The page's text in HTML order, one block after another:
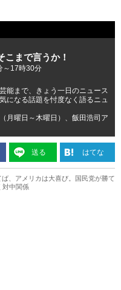
こまで言うか！
～17時30分
能まで、きょう一日のニュース
になる話題を忖度なく語るニュ
月曜日～木曜日）、飯田浩司ア
送る はてな
、アメリカは大喜び。国民党が勝て
対中関係